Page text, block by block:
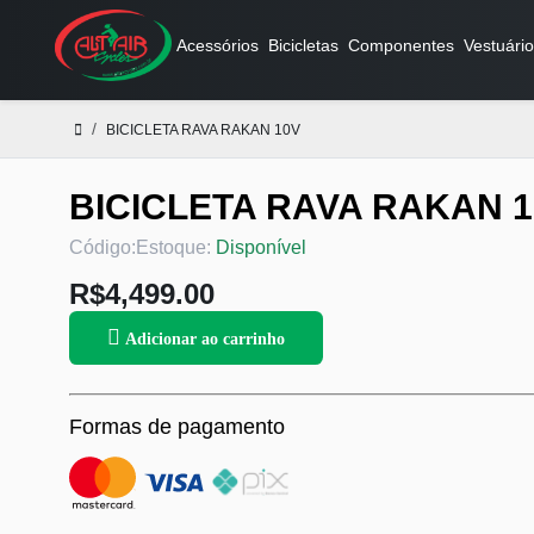
Acessórios Bicicletas Componentes Vestuário
BICICLETA RAVA RAKAN 10V
BICICLETA RAVA RAKAN
Código: Estoque: Disponível
R$4,499.00
Adicionar ao carrinho
Formas de pagamento